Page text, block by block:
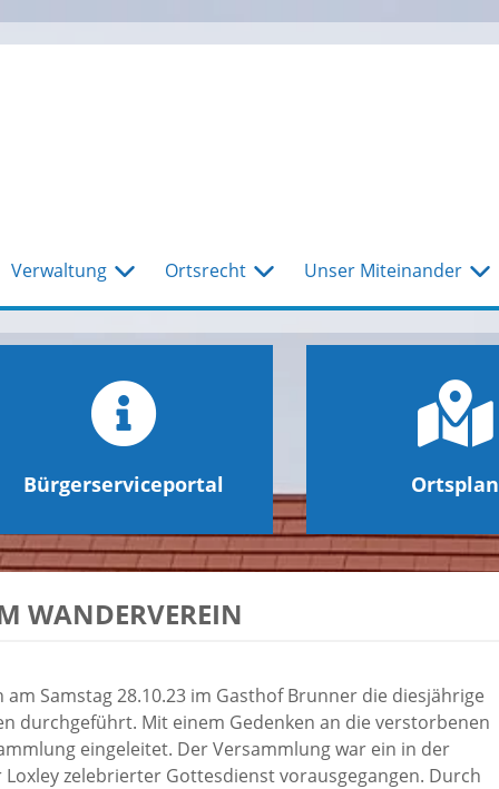
Verwaltung Ortsrecht Unser Miteinander
Bürgerserviceportal Ortsplan
WANDERVEREIN
Samstag 28.10.23 im Gasthof Brunner die diesjährige
durchgeführt. Mit einem Gedenken an die verstorbenen
eingeleitet. Der Versammlung war ein in der
zelebrierter Gottesdienst vorausgegangen. Durch